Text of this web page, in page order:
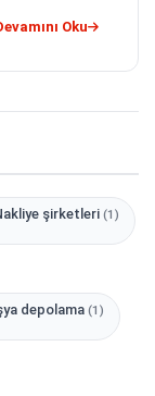
Oku
şirketleri (1)
depolama (1)